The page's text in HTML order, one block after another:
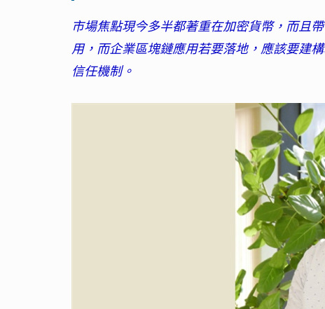
市場焦點現今多半都著重在加密貨幣，而且
用，而企業區塊鏈應用若要落地，應該要建
信任機制。